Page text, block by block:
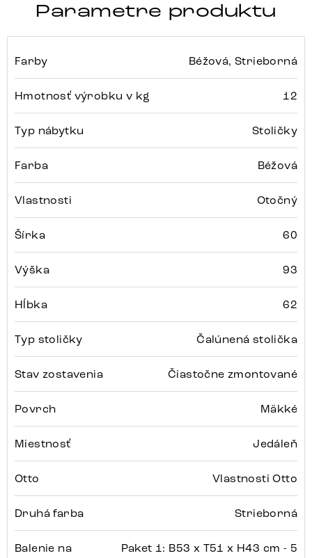
Parametre produktu
Farby Béžová, Strieborná
Hmotnosť výrobku v kg 12
Typ nábytku Stoličky
Farba Béžová
Vlastnosti Otočný
Šírka 60
Výška 93
Hĺbka 62
Typ stoličky Čalúnená stolička
Stav zostavenia Čiastočne zmontované
Povrch Mäkké
Miestnosť Jedáleň
Otto Vlastnosti Otto
Druhá farba Strieborná
Balenie na
Paket 1: B53 x T51 x H43 cm - 5